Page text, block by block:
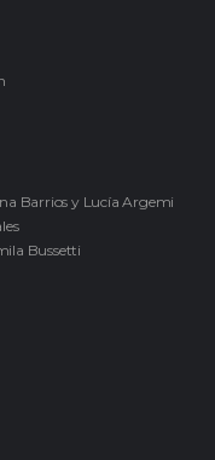
Barrios y Lucía Argemi
Bussetti